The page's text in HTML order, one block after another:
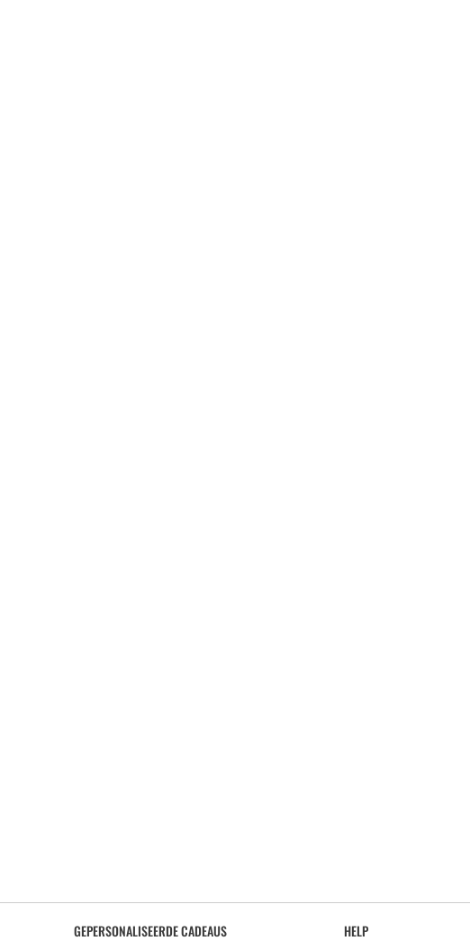
GEPERSONALISEERDE CADEAUS HELP